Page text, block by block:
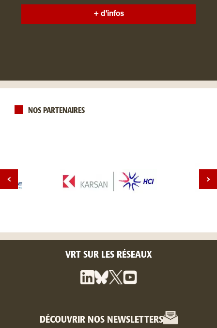
+ d'infos
NOS PARTENAIRES
VRT SUR LES RÉSEAUX
DÉCOUVRIR NOS NEWSLETTERS